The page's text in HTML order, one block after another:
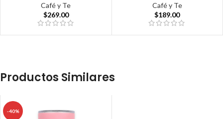
Café y Te
$269.00
Café y Te
$189.00
Productos Similares
-40%